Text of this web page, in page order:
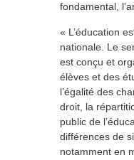
fondamental,
« L’éducation
nationale. Le
est conçu et
élèves et des
l’égalité des
droit, la
public de
différences de
notamment en